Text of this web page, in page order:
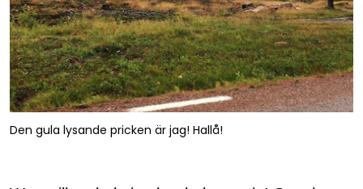
Den gula lysande pricken är jag! Hallå!